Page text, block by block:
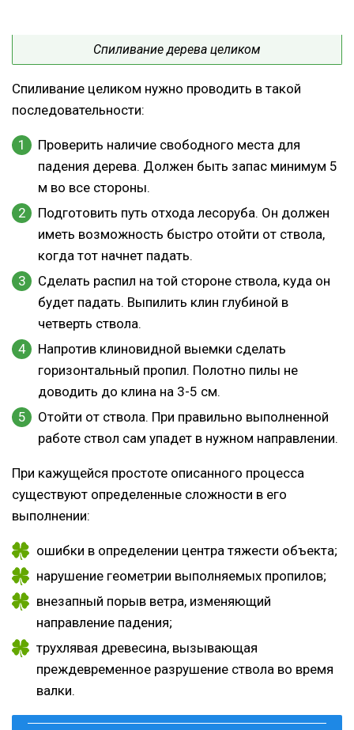
Спиливание дерева целиком
Спиливание целиком нужно проводить в такой
последовательности:
Проверить наличие свободного места для
падения дерева. Должен быть запас минимум 5
м во все стороны.
Подготовить путь отхода лесоруба. Он должен
иметь возможность быстро отойти от ствола,
когда тот начнет падать.
Сделать распил на той стороне ствола, куда он
будет падать. Выпилить клин глубиной в
четверть ствола.
Напротив клиновидной выемки сделать
горизонтальный пропил. Полотно пилы не
доводить до клина на 3-5 см.
Отойти от ствола. При правильно выполненной
работе ствол сам упадет в нужном направлении.
При кажущейся простоте описанного процесса
существуют определенные сложности в его
выполнении:
ошибки в определении центра тяжести объекта;
нарушение геометрии выполняемых пропилов;
внезапный порыв ветра, изменяющий
направление падения;
трухлявая древесина, вызывающая
преждевременное разрушение ствола во время
валки.